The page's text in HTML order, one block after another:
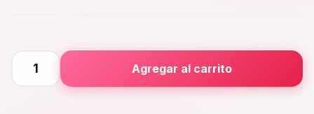
Placa Principal
Agregar al carrito